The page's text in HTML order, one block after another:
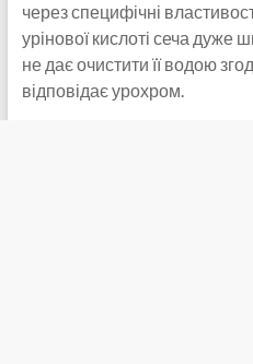
через специфічні
урінової кислоті сеча дуже
не дає очистити її водою
відповідає урохром.